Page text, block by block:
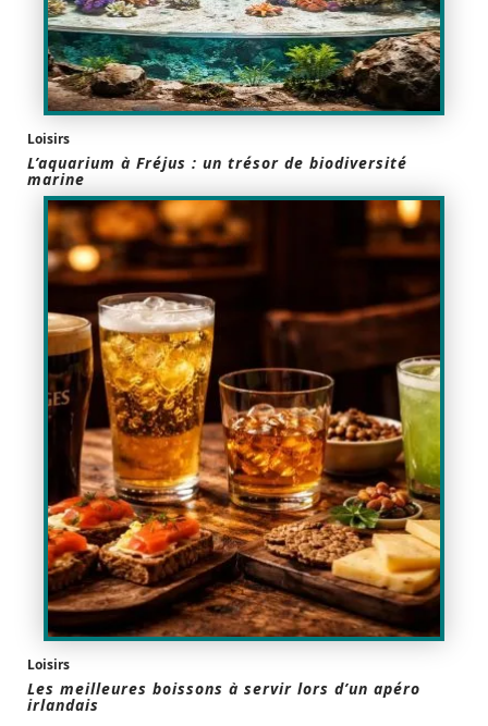
Loisirs
L’aquarium à Fréjus : un trésor de biodiversité
marine
Loisirs
Les meilleures boissons à servir lors d’un apéro
irlandais